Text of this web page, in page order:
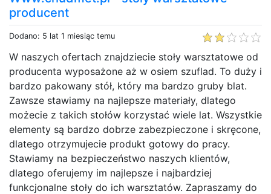
producent
Dodano: 5 lat 1 miesiąc temu
W naszych ofertach znajdziecie stoły warsztatowe od
producenta wyposażone aż w osiem szuflad. To duży i
bardzo pakowany stół, który ma bardzo gruby blat.
Zawsze stawiamy na najlepsze materiały, dlatego
możecie z takich stołów korzystać wiele lat. Wszystkie
elementy są bardzo dobrze zabezpieczone i skręcone,
dlatego otrzymujecie produkt gotowy do pracy.
Stawiamy na bezpieczeństwo naszych klientów,
dlatego oferujemy im najlepsze i najbardziej
funkcjonalne stoły do ich warsztatów. Zapraszamy do